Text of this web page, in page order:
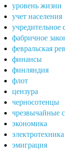
уровень жизни
учет населения
учредительное
фабричное
февральская
финансы
финляндия
флот
цензура
черносотенцы
чрезвычайные
экономика
электротехника
эмиграция